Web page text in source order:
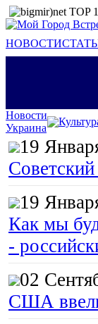
НОВОСТИ
Новости
Украина
19
19
Как мы
-
02
США